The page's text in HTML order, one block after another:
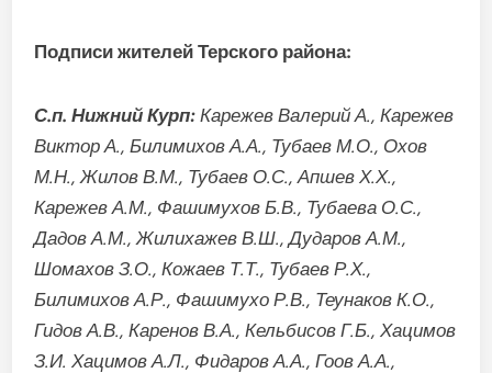
Подписи жителей Терского района:
С.п. Нижний Курп: Карежев Валерий А., Карежев
Виктор А., Билимихов А.А., Тубаев М.О., Охов
М.Н., Жилов В.М., Тубаев О.С., Апшев Х.Х.,
Карежев А.М., Фашимухов Б.В., Тубаева О.С.,
Дадов А.М., Жилихажев В.Ш., Дударов А.М.,
Шомахов З.О., Кожаев Т.Т., Тубаев Р.Х.,
Билимихов А.Р., Фашимухо Р.В., Теунаков К.О.,
Гидов А.В., Каренов В.А., Кельбисов Г.Б., Хацимов
З.И. Хацимов А.Л., Фидаров А.А., Гоов А.А.,